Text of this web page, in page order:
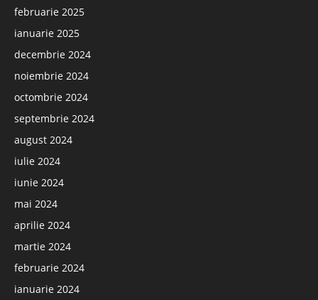
februarie 2025
ianuarie 2025
decembrie 2024
noiembrie 2024
octombrie 2024
septembrie 2024
august 2024
iulie 2024
iunie 2024
mai 2024
aprilie 2024
martie 2024
februarie 2024
ianuarie 2024